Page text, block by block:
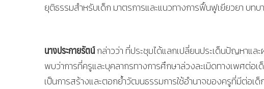
ยุติธรรมสำหรับเด็ก มาตรการและแนวทางการฟื้นฟูเยียวยา บท
นางประกายรัตน์กล่าวว่า ที่ประชุมได้แลกเปลี่ยนประเด็นปัญหาแล
พบว่าการที่ครูและบุคลากรทางการศึกษาล่วงละเมิดทางเพศต่อ
เป็นการสร้างและตอกย้ำวัฒนธรรมการใช้อำนาจของครูที่มีต่อเ